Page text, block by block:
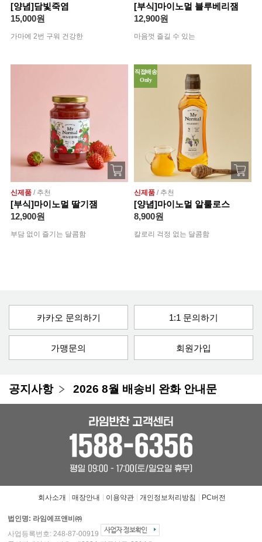
[양념]담빛죽염
15,000원
가마에 2번 구워 건강한
[부식]마이노멀 블루베리잼
12,900원
마음껏 즐길 수 있는
신제품 / 추천
[부식]마이노멀 딸기잼
12,900원
부담 없이 즐기는 달콤함
직접배송
Only
신제품 / 추천
[양념]마이노멀 알룰로스
8,900원
칼로리 걱정 없는 달콤함
카카오 문의하기 1:1 문의하기
가맹문의 회원가입
공지사항 2026 8월 배송비 완화 안내문
회사소개 매장안내 이용약관 개인정보처리방침 PC버전
법인명: 라임에프앤비㈜
사업등록번호: 248-87-00919